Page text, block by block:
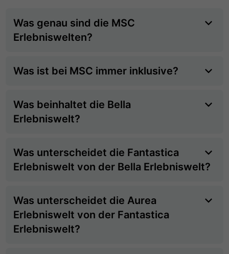
Was genau sind die MSC
Erlebniswelten?
Was ist bei MSC immer inklusive?
Was beinhaltet die Bella
Erlebniswelt?
Was unterscheidet die Fantastica
Erlebniswelt von der Bella Erlebniswelt?
Was unterscheidet die Aurea
Erlebniswelt von der Fantastica
Erlebniswelt?